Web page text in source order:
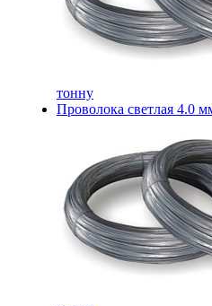
тонну
Проволока светлая 4.0